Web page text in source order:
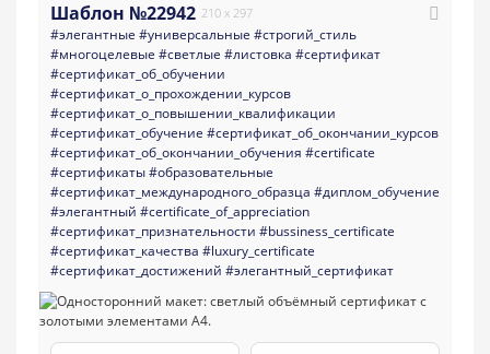
Шаблон №22942 210 x 297
#элегантные #универсальные #строгий_стиль
#многоцелевые #светлые #листовка #сертификат
#сертификат_об_обучении
#сертификат_о_прохождении_курсов
#сертификат_о_повышении_квалификации
#сертификат_обучение #сертификат_об_окончании_курсов
#сертификат_об_окончании_обучения #certificate
#сертификаты#образовательные
#сертификат_международного_образца #диплом_обучение
#элегантный #certificate_of_appreciation
#сертификат_признательности #bussiness_certificate
#сертификат_качества #luxury_certificate
#сертификат_достижений #элегантный_сертификат